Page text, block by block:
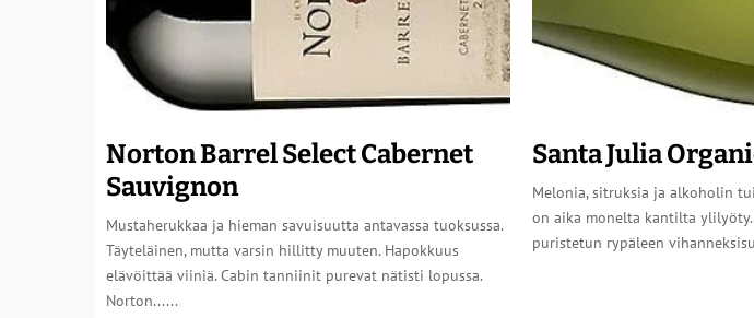
Norton Barrel Select Cabernet
Sauvignon
Mustaherukkaa ja hieman savuisuutta antavassa tuoksussa.
Täyteläinen, mutta varsin hillitty muuten. Hapokkuus
elävöittää viiniä. Cabin tanniinit purevat nätisti lopussa.
Norton......
Santa Julia
Melonia, sitruksia ja alkoholin
on aika monelta kantilta
puristetun rypäleen